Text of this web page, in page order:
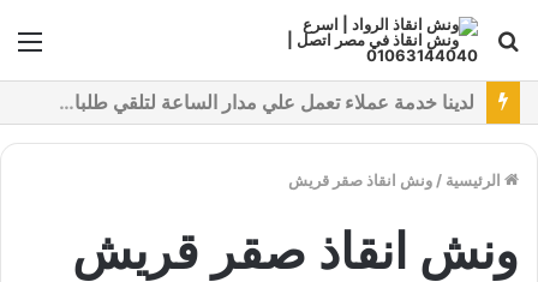
بحث
عن
نقدم خدمات متعددة لدفع خدمة ونش انقاذ سيارات باستخدام طرق دفع متعددة كما نتميز بتقديم أرخص سعر و أعلي جوده
الرئيسية / ونش انقاذ صقر قريش
ونش انقاذ صقر قريش